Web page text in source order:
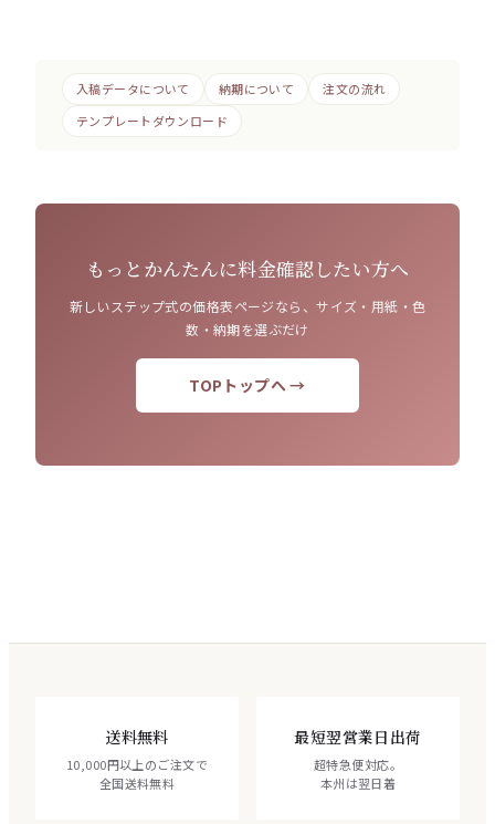
入稿データについて 納期について
注文の流れ
テンプレートダウンロード
もっとかんたんに料金確認したい方へ
新しいステップ式の価格表ページなら、サイズ・用紙・色
数・納期を選ぶだけ
TOPトップへ →
送料無料
10,000円以上のご注文で
全国送料無料
最短翌営業日出荷
超特急便対応。
本州は翌日着